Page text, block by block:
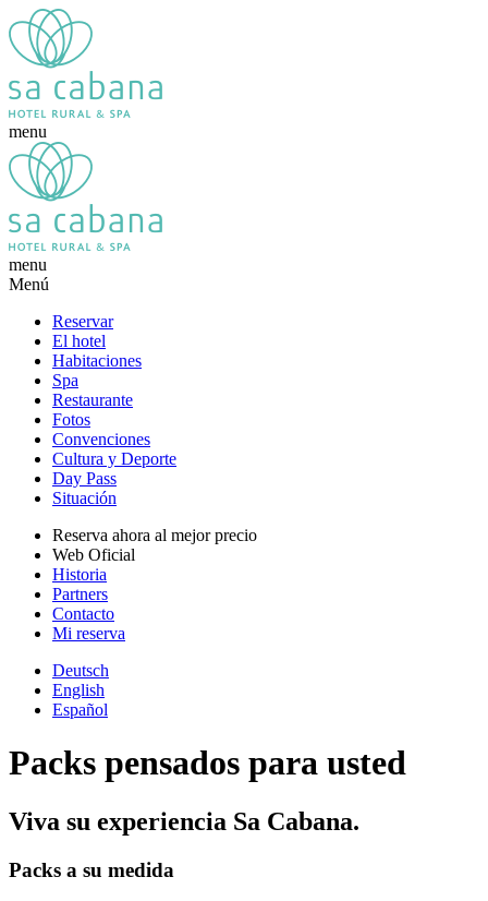
menu
menu
Menú
Reservar
El hotel
Habitaciones
Spa
Restaurante
Fotos
Convenciones
Cultura y Deporte
Day Pass
Situación
Reserva ahora al mejor precio
Web Oficial
Historia
Partners
Contacto
Mi reserva
Deutsch
English
Español
Packs pensados para usted
Viva su experiencia Sa Cabana.
Packs a su medida